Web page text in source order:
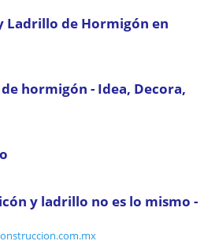
Ladrillo de Hormigón en
hormigón - Idea, Decora,
y ladrillo no es lo mismo -